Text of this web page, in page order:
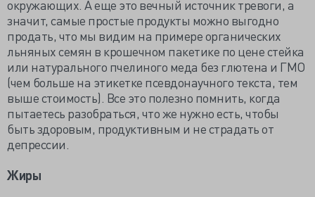
окружающих. А еще это вечный источник тревоги, а
значит, самые простые продукты можно выгодно
продать, что мы видим на примере органических
льняных семян в крошечном пакетике по цене стейка
или натурального пчелиного меда без глютена и ГМО
(чем больше на этикетке псевдонаучного текста, тем
выше стоимость). Все это полезно помнить, когда
пытаетесь разобраться, что же нужно есть, чтобы
быть здоровым, продуктивным и не страдать от
депрессии.
Жиры